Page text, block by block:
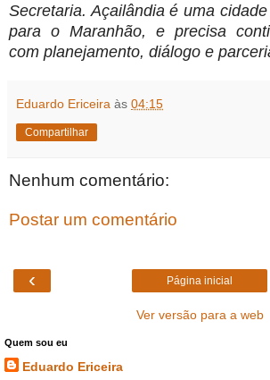
Secretaria. Açailândia é uma
para o Maranhão, e precisa
com planejamento, diálogo e
Eduardo Ericeira às 04:15
Compartilhar
Nenhum comentário:
Postar um comentário
‹ Página inicial
Ver versão para a web
Quem sou eu
Eduardo Ericeira